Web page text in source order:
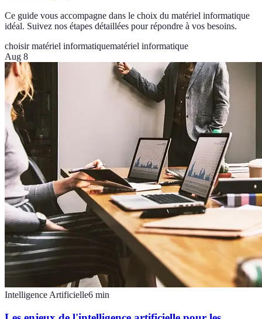
Ce guide vous accompagne dans le choix du matériel informatique
idéal. Suivez nos étapes détaillées pour répondre à vos besoins.
choisir matériel informatiquematériel informatique
Aug 8
Intelligence Artificielle6 min